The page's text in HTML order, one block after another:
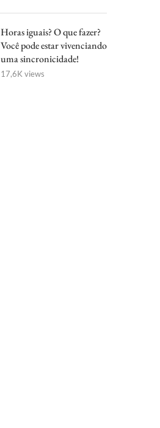
Horas iguais? O que fazer?
Você pode estar vivenciando
uma sincronicidade!
17,6K views